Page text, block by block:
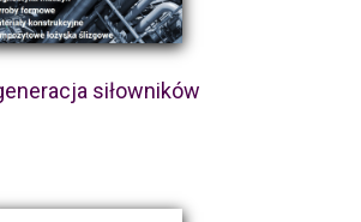
siłowników